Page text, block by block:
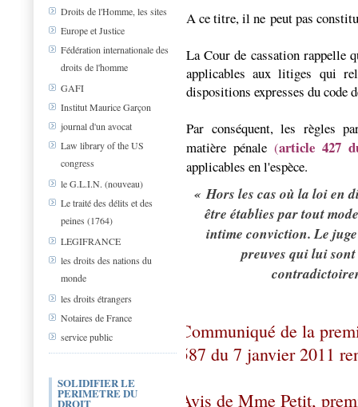
Droits de l'Homme, les sites
Europe et Justice
Fédération internationale des
droits de l'homme
GAFI
Institut Maurice Garçon
journal d'un avocat
Law library of the US
congress
le G.L.I.N. (nouveau)
Le traité des délits et des
peines (1764)
LEGIFRANCE
les droits des nations du
monde
les droits étrangers
Notaires de France
service public
SOLIDIFIER LE
PERIMETRE DU
DROIT
A ce titre, il ne peut pas
La Cour de cassation rappelle
applicables aux litiges qui
dispositions expresses du code
Par conséquent, les règles
matière pénale (article 427
applicables en l'espèce.
« Hors les cas où la loi en
être établies par tout
intime conviction. Le
preuves qui lui
Communiqué de la
587 du 7 janvier 2011
Avis de Mme Petit,